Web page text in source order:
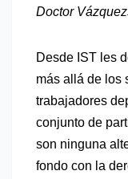
Doctor
Desde IST les
más allá de los
trabajadores
conjunto de
son ninguna
fondo con la